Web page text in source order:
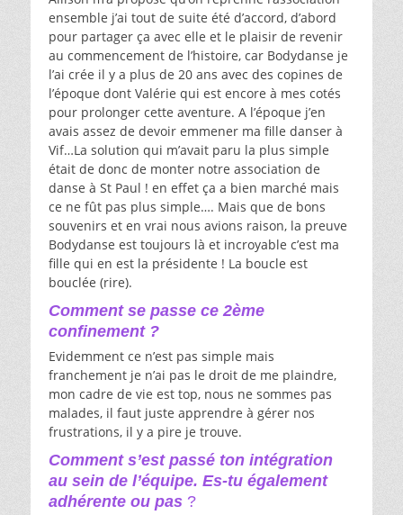
ensemble j’ai tout de suite été d’accord, d’abord
pour partager ça avec elle et le plaisir de revenir
au commencement de l’histoire, car Bodydanse je
l’ai crée il y a plus de 20 ans avec des copines de
l’époque dont Valérie qui est encore à mes cotés
pour prolonger cette aventure. A l’époque j’en
avais assez de devoir emmener ma fille danser à
Vif…La solution qui m’avait paru la plus simple
était de donc de monter notre association de
danse à St Paul ! en effet ça a bien marché mais
ce ne fût pas plus simple…. Mais que de bons
souvenirs et en vrai nous avions raison, la preuve
Bodydanse est toujours là et incroyable c’est ma
fille qui en est la présidente ! La boucle est
bouclée (rire).
Comment se passe ce 2ème
confinement ?
Evidemment ce n’est pas simple mais
franchement je n’ai pas le droit de me plaindre,
mon cadre de vie est top, nous ne sommes pas
malades, il faut juste apprendre à gérer nos
frustrations, il y a pire je trouve.
Comment s’est passé ton intégration
au sein de l’équipe. Es-tu également
adhérente ou pas ?